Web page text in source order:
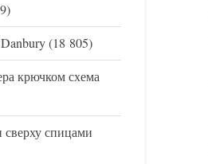
(18 805)
крючком схема
сверху спицами